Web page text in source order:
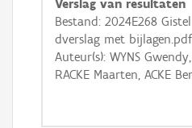
Ortho
GRB-Basiskaart
GRB-Basiskaart in
Verslag van resultaten
Bestand: 2024E268
dverslag met bijlagen.pdf
Auteur(s): WYNS
RACKE Maarten, ACKE